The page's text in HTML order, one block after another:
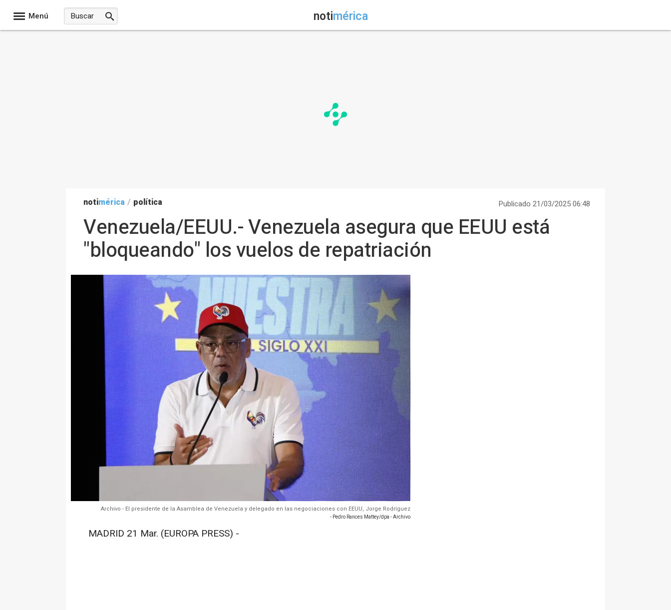
Menú notimérica
notimérica / política Publicado 21/03/2025 06:48
Venezuela/EEUU.- Venezuela asegura que EEUU está
"bloqueando" los vuelos de repatriación
Archivo - El presidente de la Asamblea de Venezuela y delegado en las negociaciones con EEUU, Jorge Rodríguez
- Pedro Rances Mattey/dpa - Archivo
MADRID 21 Mar. (EUROPA PRESS) -